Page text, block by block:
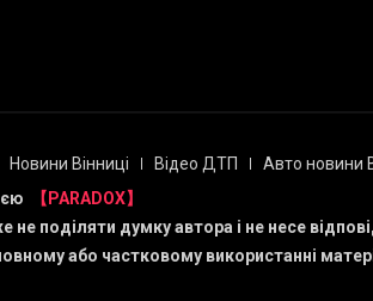
Новини Вінниці Відео ДТП Авто новини
【PARADOX】
не поділяти думку автора і не несе
або частковому використанні